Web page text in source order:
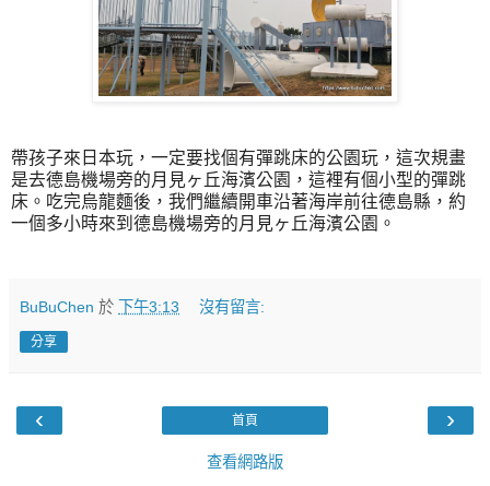
帶孩子來日本玩，一定要找個有彈跳床的公園玩，這次規畫
是去德島機場旁的月見ヶ丘海濱公園，這裡有個小型的彈跳
床。吃完烏龍麵後，我們繼續開車沿著海岸前往德島縣，約
一個多小時來到德島機場旁的月見ヶ丘海濱公園。
BuBuChen 於 下午3:13 沒有留言:
分享
‹ ›
首頁
查看網路版